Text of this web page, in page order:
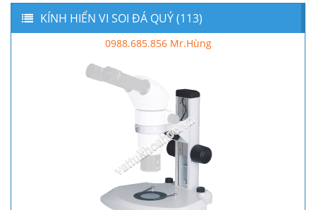
KÍNH HIỂN VI SOI ĐÁ QUÝ (113)
0988.685.856 Mr.Hùng